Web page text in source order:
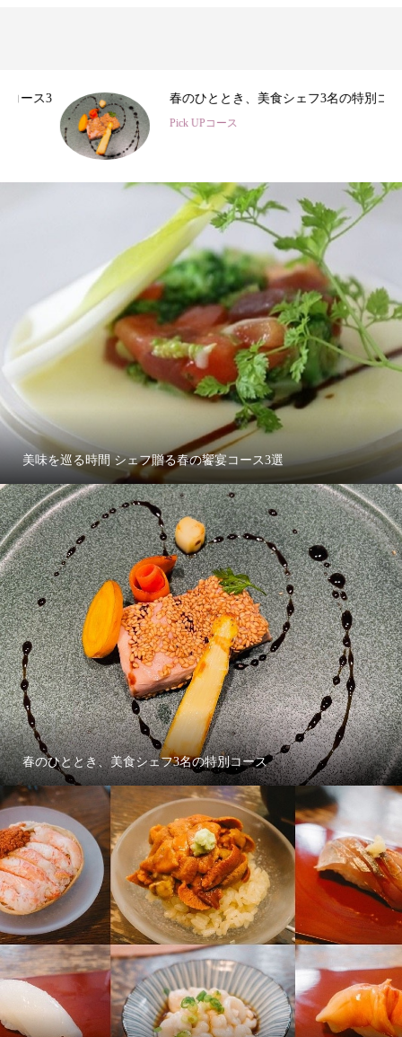
春のひととき、美食シェフ3名の特別コース
Pick UPコース
美味を巡る時間 シェフ贈る春の饗宴コース3選
春のひととき、美食シェフ3名の特別コース